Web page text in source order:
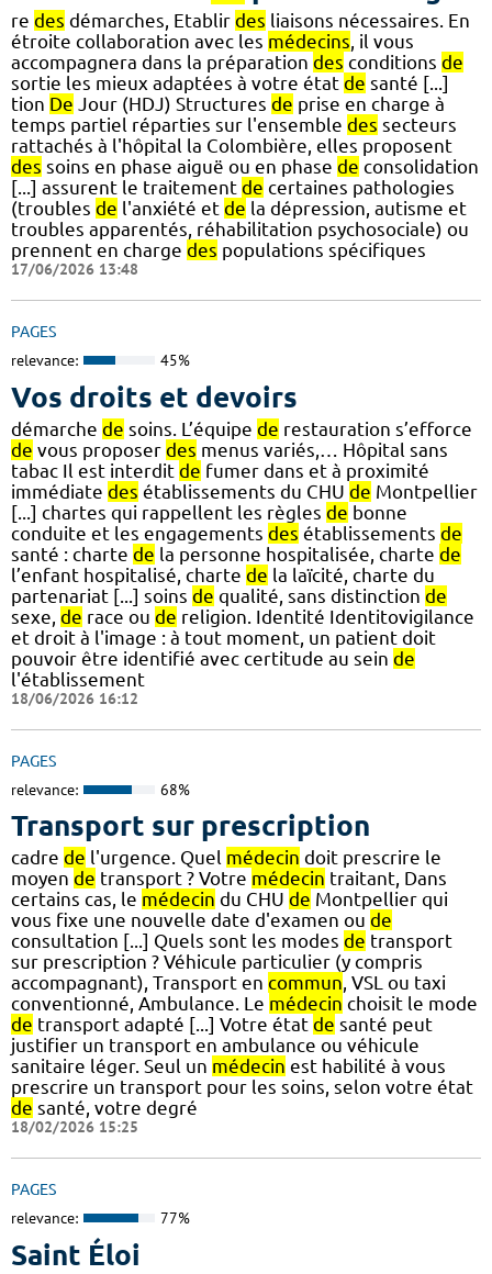
re des démarches, Etablir des liaisons nécessaires. En
étroite collaboration avec les médecins, il vous
accompagnera dans la préparation des conditions de
sortie les mieux adaptées à votre état de santé [...]
tion De Jour (HDJ) Structures de prise en charge à
temps partiel réparties sur l'ensemble des secteurs
rattachés à l'hôpital la Colombière, elles proposent
des soins en phase aiguë ou en phase de consolidation
[...] assurent le traitement de certaines pathologies
(troubles de l'anxiété et de la dépression, autisme et
troubles apparentés, réhabilitation psychosociale) ou
prennent en charge des populations spécifiques
17/06/2026 13:48
PAGES
relevance: 45%
Vos droits et devoirs
démarche de soins. L’équipe de restauration s’efforce
de vous proposer des menus variés,… Hôpital sans
tabac Il est interdit de fumer dans et à proximité
immédiate des établissements du CHU de Montpellier
[...] chartes qui rappellent les règles de bonne
conduite et les engagements des établissements de
santé : charte de la personne hospitalisée, charte de
l’enfant hospitalisé, charte de la laïcité, charte du
partenariat [...] soins de qualité, sans distinction de
sexe, de race ou de religion. Identité Identitovigilance
et droit à l'image : à tout moment, un patient doit
pouvoir être identifié avec certitude au sein de
l'établissement
18/06/2026 16:12
PAGES
relevance: 68%
Transport sur prescription
cadre de l'urgence. Quel médecin doit prescrire le
moyen de transport ? Votre médecin traitant, Dans
certains cas, le médecin du CHU de Montpellier qui
vous fixe une nouvelle date d'examen ou de
consultation [...] Quels sont les modes de transport
sur prescription ? Véhicule particulier (y compris
accompagnant), Transport en commun, VSL ou taxi
conventionné, Ambulance. Le médecin choisit le mode
de transport adapté [...] Votre état de santé peut
justifier un transport en ambulance ou véhicule
sanitaire léger. Seul un médecin est habilité à vous
prescrire un transport pour les soins, selon votre état
de santé, votre degré
18/02/2026 15:25
PAGES
relevance: 77%
Saint Éloi